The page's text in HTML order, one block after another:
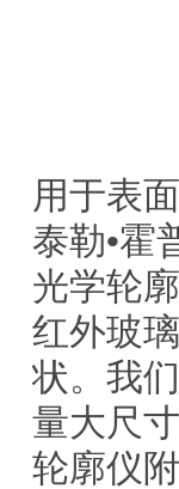
用于表
泰勒•霍
光学轮
红外玻
状。我
量大尺
轮廓仪